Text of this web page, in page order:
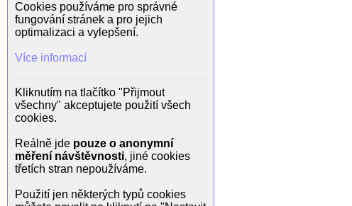
Cookies používáme pro správné
fungování stránek a pro jejich
optimalizaci a vylepšení.
Více informací
Kliknutím na tlačítko "Přijmout
všechny" akceptujete použití všech
cookies.
Reálně jde pouze o anonymní
měření návštěvnosti, jiné cookies
třetích stran nepoužíváme.
Použití jen některých typů cookies